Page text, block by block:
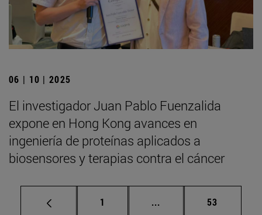
06 | 10 | 2025
El investigador Juan Pablo Fuenzalida
expone en Hong Kong avances en
ingeniería de proteínas aplicados a
biosensores y terapias contra el cáncer
Página
1 ... Páginas intermedias
Página
53